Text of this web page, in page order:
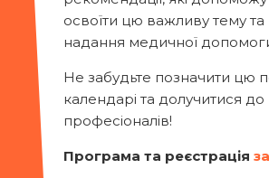
освоїти цю важливу тему та
надання медичної
Не забудьте позначити цю
календарі та долучитися
професіоналів!
Програма та реєстрація